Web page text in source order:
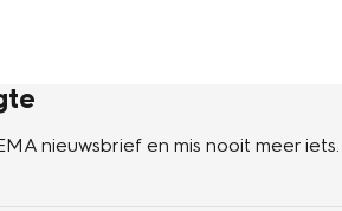
nieuwsbrief en mis nooit meer iets.